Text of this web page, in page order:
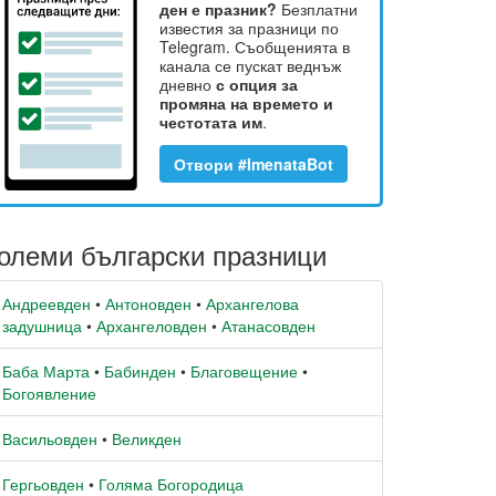
ден е празник? Безплатни
известия за празници по
Telegram. Съобщенията в
канала се пускат веднъж
дневно с опция за
промяна на времето и
честотата им.
Отвори #ImenataBot
български празници
Андреевден • Антоновден • Архангелова
задушница • Архангеловден • Атанасовден
Баба Марта • Бабинден • Благовещение •
Богоявление
Васильовден • Великден
Гергьовден • Голяма Богородица